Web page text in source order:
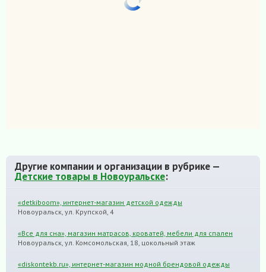
Другие компании и организации в рубрике —
Детские товары в Новоуральске:
«detkiboom», интернет-магазин детской одежды
Новоуральск, ул. Крупской, 4
«Все для сна», магазин матрасов, кроватей, мебели для спален
Новоуральск, ул. Комсомольская, 18, цокольный этаж
«diskontekb.ru», интернет-магазин модной брендовой одежды